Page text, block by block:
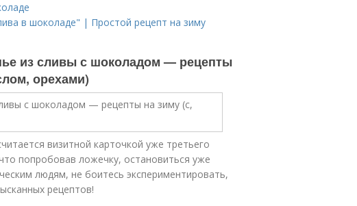
в шоколаде" | Простой рецепт на зиму
из сливы с шоколадом — рецепты
орехами)
визитной карточкой уже третьего
попробовав ложечку, остановиться уже
людям, не боитесь экспериментировать,
рецептов!